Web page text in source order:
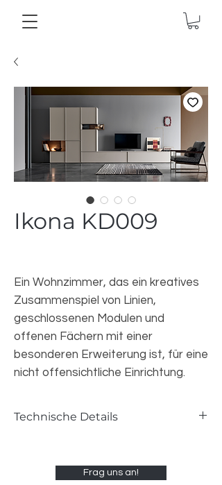
Ikona KD009
Ein Wohnzimmer, das ein kreatives
Zusammenspiel von Linien,
geschlossenen Modulen und
offenen Fächern mit einer
besonderen Erweiterung ist, für eine
nicht offensichtliche Einrichtung.
Technische Details
Grey, Matwood Coffee ,Matwood Dark
Frag uns an!